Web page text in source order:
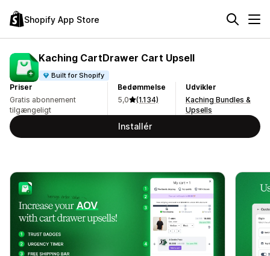
Shopify App Store
Kaching CartDrawer Cart Upsell
Built for Shopify
Priser
Gratis abonnement
tilgængeligt
Bedømmelse
5,0
(1.134)
Udvikler
Kaching Bundles &
Upsells
Installér